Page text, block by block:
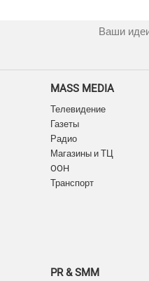
Ваши
MASS MEDIA
Телевидение
Газеты
Радио
Магазины и ТЦ
OOH
Транспорт
PR & SMM